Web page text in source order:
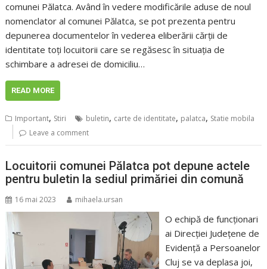
comunei Pălatca. Având în vedere modificările aduse de noul
nomenclator al comunei Pălatca, se pot prezenta pentru
depunerea documentelor în vederea eliberării cărții de
identitate toți locuitorii care se regăsesc în situația de
schimbare a adresei de domiciliu…
READ MORE
Important, Stiri buletin, carte de identitate, palatca, Statie mobila
Leave a comment
Locuitorii comunei Pălatca pot depune actele
pentru buletin la sediul primăriei din comună
16 mai 2023 mihaela.ursan
O echipă de funcționari
ai Direcției Județene de
Evidență a Persoanelor
Cluj se va deplasa joi,